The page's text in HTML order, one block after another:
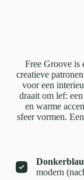
Free Groove is
creatieve
voor een
draait om lef:
en warme
sfeer vormen.
modern